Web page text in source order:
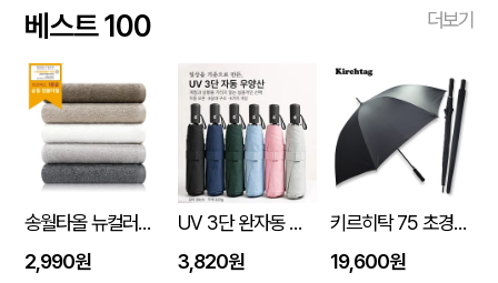
베스트 100 더보기
송월타올 뉴컬러무지 150g (30수/40*80cm)
2,990원
UV 3단 완자동 양우산
3,820원
키르히탁 75 초경량 올카본 UV 암막우산
19,600원